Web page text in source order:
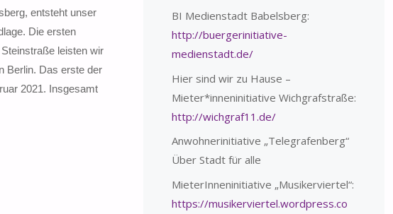
entsteht unser
Die ersten
leisten wir
Berlin. Das erste der
2021. Insgesamt
BI Medienstadt Babelsberg:
http://buergerinitiative-
medienstadt.de/
Hier sind wir zu Hause –
Mieter*inneninitiative Wichgrafstraße:
http://wichgraf11.de/
Anwohnerinitiative „Telegrafenberg“
Über Stadt für alle
MieterInneninitiative „Musikerviertel“:
https://musikerviertel.wordpress.co